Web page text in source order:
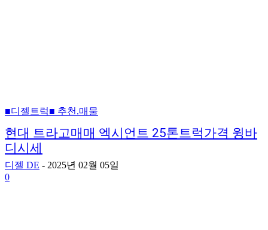
■디젤트럭■ 추천.매물
현대 트라고매매 엑시언트 25톤트럭가격 윙바
디시세
디젤 DE - 2025년 02월 05일
0